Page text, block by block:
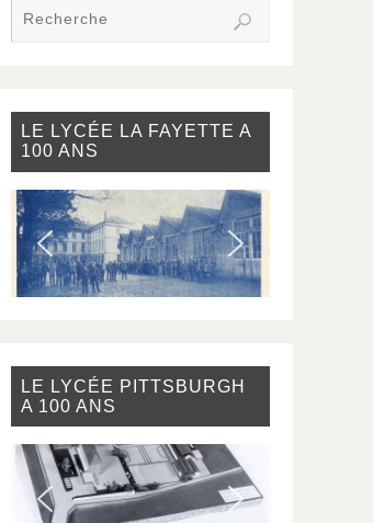
LE LYCÉE LA FAYETTE A
100 ANS
LE LYCÉE PITTSBURGH
A 100 ANS